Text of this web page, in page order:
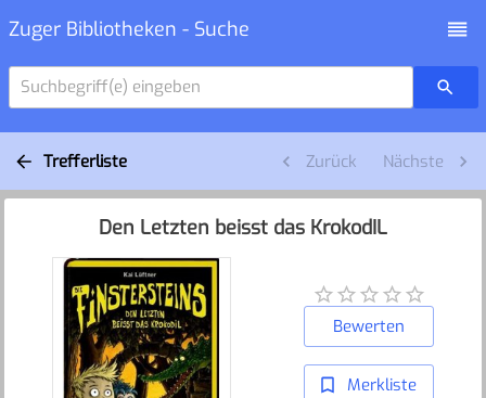
Zuger Bibliotheken - Suche
Suchbegriff(e) eingeben
Trefferliste Zurück Nächste
Den Letzten beisst das KrokodIL
Bewerten
Merkliste